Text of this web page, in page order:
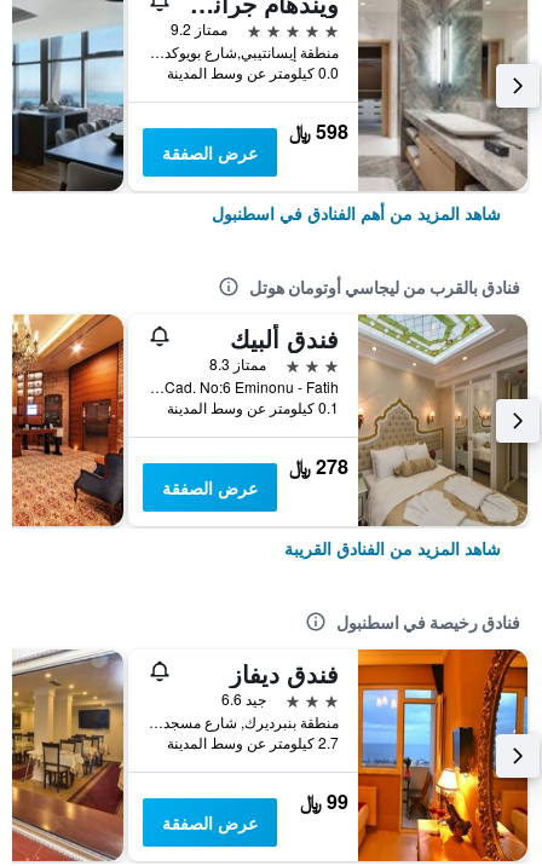
5 نجوم
ممتاز 9.2
منطقة إيسانتيبي,شارع بويوكديري 177-183 شيشلي, اسطنبول, تركيا
0.0 كيلومتر عن وسط المدينة
598 ﷼
عرض الصفقة
شاهد المزيد من أهم الفنادق في اسطنبول
فنادق بالقرب من ليجاسي أوتومان هوتل
فندق ألبيك
3 نجوم
ممتاز 8.3
Hobyar Mah. Arpacilar Cad. No:6 Eminonu - Fatih, اسطنبول, تركيا
0.1 كيلومتر عن وسط المدينة
278 ﷼
عرض الصفقة
شاهد المزيد من الفنادق القريبة
فنادق رخيصة في اسطنبول
فندق ديفاز
3 نجوم
جيد 6.6
منطقة بنبرديرك, شارع مسجد كاتب سنان رقم 31, اسطنبول, تركيا
2.7 كيلومتر عن وسط المدينة
99 ﷼
عرض الصفقة